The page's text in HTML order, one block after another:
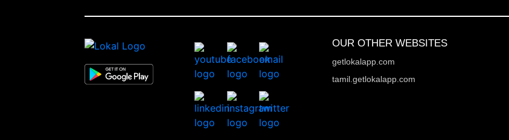
OUR OTHER WEBSITES
getlokalapp.com
tamil.getlokalapp.com